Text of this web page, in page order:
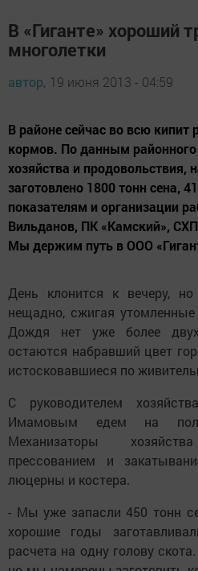
В «Гиганте» хороший
многолетки
автор, 19 июня 2013 - 04:59
В районе сейчас во всю кипит
кормов. По данным районного
хозяйства и продовольствия,
заготовлено 1800 тонн сена,
показателям и организации
Вильданов, ПК «Камский»,
Мы держим путь в ООО
День клонится к вечеру,
нещадно, сжигая
Дождя нет уже более
остаются набравший цвет
истосковавшиеся по
С руководителем
Имамовым едем на
Механизаторы
прессованием и
люцерны и костера.
- Мы уже запасли 450 тонн
хорошие годы
расчета на одну голову